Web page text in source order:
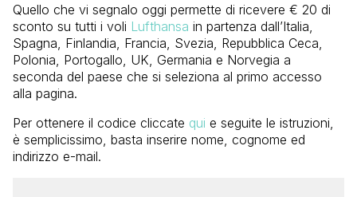
Quello che vi segnalo oggi permette di ricevere € 20 di
sconto su tutti i voli Lufthansa in partenza dall’Italia,
Spagna, Finlandia, Francia, Svezia, Repubblica Ceca,
Polonia, Portogallo, UK, Germania e Norvegia a
seconda del paese che si seleziona al primo accesso
alla pagina.
Per ottenere il codice cliccate qui e seguite le istruzioni,
è semplicissimo, basta inserire nome, cognome ed
indirizzo e-mail.